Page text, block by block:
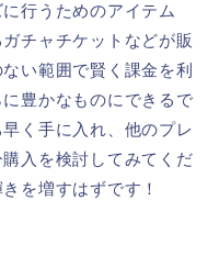
行うためのアイテム
チャチケットなどが販
い範囲で賢く課金を利
豊かなものにできるで
く手に入れ、他のプレ
入を検討してみてくだ
を増すはずです！